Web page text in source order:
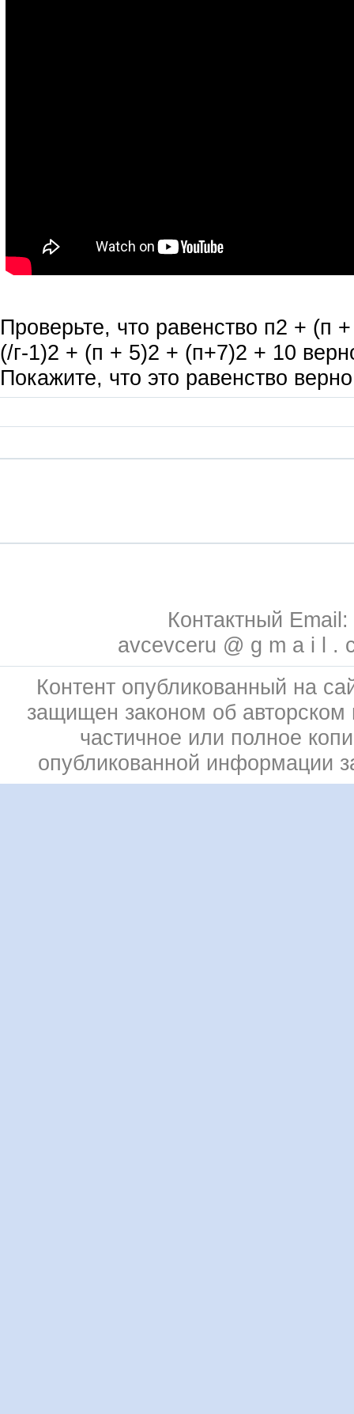
Проверьте, что равенство п2 + (п
(/г-1)2 + (п + 5)2 + (п+7)2 + 10
Покажите, что это равенство
Контактный Email:
avcevceru @ g m a i l .
Контент опубликованный на
защищен законом об
частичное или полное
опубликованной информации